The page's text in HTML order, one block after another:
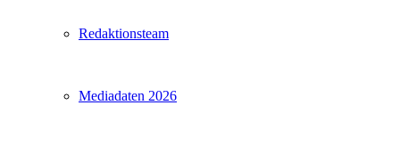
Redaktionsteam
Mediadaten 2026